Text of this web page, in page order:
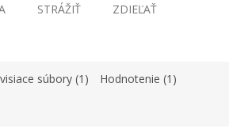
STRÁŽIŤ ZDIEĽAŤ
súbory (1) Hodnotenie (1)